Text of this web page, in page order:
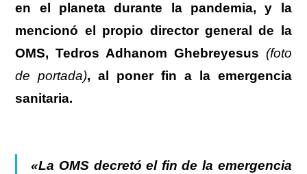
en el planeta durante la pandemia, y la
mencionó el propio director general de la
OMS, Tedros Adhanom Ghebreyesus (foto
de portada), al poner fin a la emergencia
sanitaria.
«La OMS decretó el fin de la emergencia